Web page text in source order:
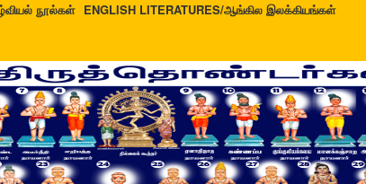
நூல்கள் ENGLISH LITERATURES/ஆங்கில இலக்கியங்கள்